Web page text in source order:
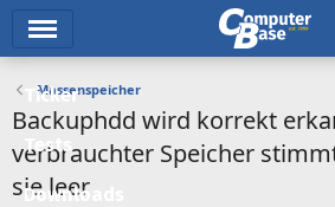
Ticker
Tests
Downloads
Massenspeicher
Backuphdd wird korrekt
verbrauchter Speicher
sie leer